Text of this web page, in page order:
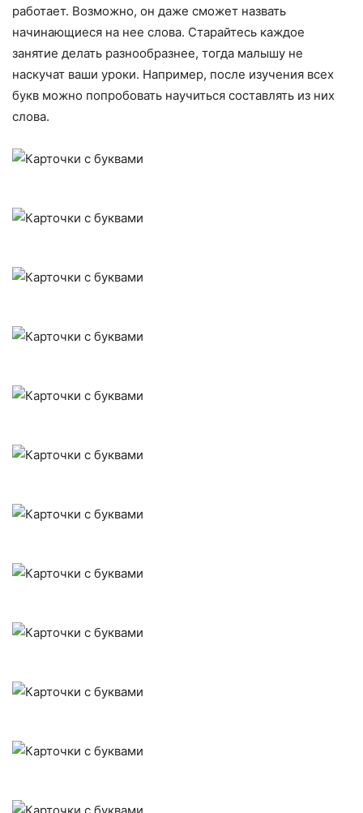
работает. Возможно, он даже сможет назвать
начинающиеся на нее слова. Старайтесь каждое
занятие делать разнообразнее, тогда малышу не
наскучат ваши уроки. Например, после изучения всех
букв можно попробовать научиться составлять из них
слова.